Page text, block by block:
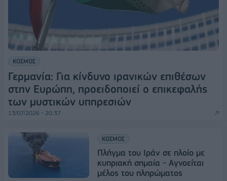
ΚΟΣΜΟΣ
Γερμανία: Για κίνδυνο ιρανικών επιθέσων
στην Ευρώπη, προειδοποιεί ο επικεφαλής
των μυστικών υπηρεσιών
13/07/2026 - 20:37
ΚΟΣΜΟΣ
Πλήγμα του Ιράν σε πλοίο με
κυπριακή σημαία - Αγνοείται
μέλος του πληρώματος